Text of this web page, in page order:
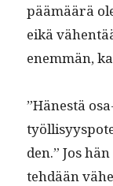
päämäärä
eikä
enem­män,
”Hänestä
den.” Jos
tehdään